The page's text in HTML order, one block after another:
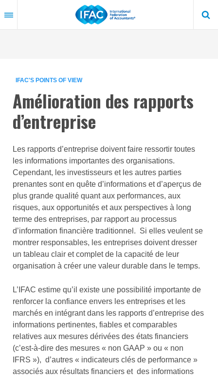
to
content
IFAC'S POINTS OF VIEW
Amélioration des rapports
d’entreprise
Les rapports d’entreprise doivent faire ressortir toutes
les informations importantes des organisations.
Cependant, les investisseurs et les autres parties
prenantes sont en quête d’informations et d’aperçus de
plus grande qualité quant aux performances, aux
risques, aux opportunités et aux perspectives à long
terme des entreprises, par rapport au processus
d’information financière traditionnel. Si elles veulent se
montrer responsables, les entreprises doivent dresser
un tableau clair et complet de la capacité de leur
organisation à créer une valeur durable dans le temps.
L’IFAC estime qu’il existe une possibilité importante de
renforcer la confiance envers les entreprises et les
marchés en intégrant dans les rapports d’entreprise des
informations pertinentes, fiables et comparables
relatives aux mesures dérivées des états financiers
(c’est-à-dire des mesures « non GAAP » ou « non
IFRS »), d’autres « indicateurs clés de performance »
associés aux résultats financiers et des informations